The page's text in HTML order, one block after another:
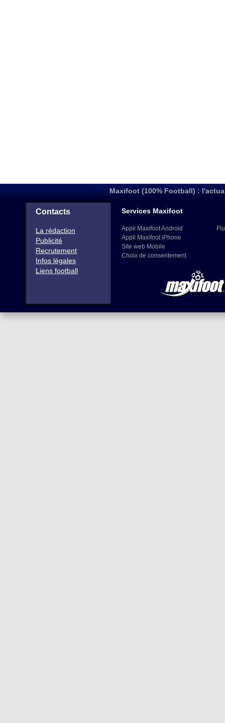
Maxifoot (100% Football) :
Contacts
La rédaction
Publicité
Recrutement
Infos légales
Liens football
Services Maxifoot
Appli Maxifoot Android
Appli Maxifoot iPhone
Site web Mobile
Choix de consentement